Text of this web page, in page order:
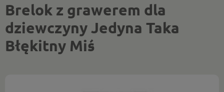
Brelok z grawerem dla
dziewczyny Jedyna Taka
Błękitny Miś